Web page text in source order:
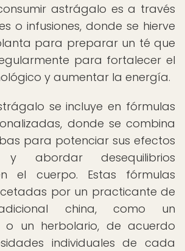
astrágalo es a través
o infusiones, donde se hierve
para preparar un té que
para fortalecer el
y aumentar la energía.
se incluye en fórmulas
donde se combina
para potenciar sus efectos
y abordar desequilibrios
el cuerpo. Estas fórmulas
por un practicante de
china, como un
o un herbolario, de acuerdo
individuales de cada